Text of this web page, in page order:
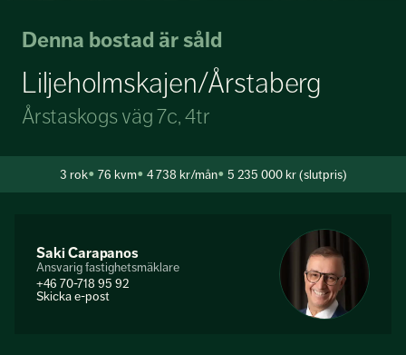
Denna bostad är såld
Årstaskogs väg 7c, 4tr
Liljeholmskajen/Årstaberg
3 rok 76 kvm 4 738 kr/mån 5 235 000 kr (slutpris)
Saki Carapanos
Ansvarig fastighetsmäklare
+46 70-718 95 92
Skicka e-post